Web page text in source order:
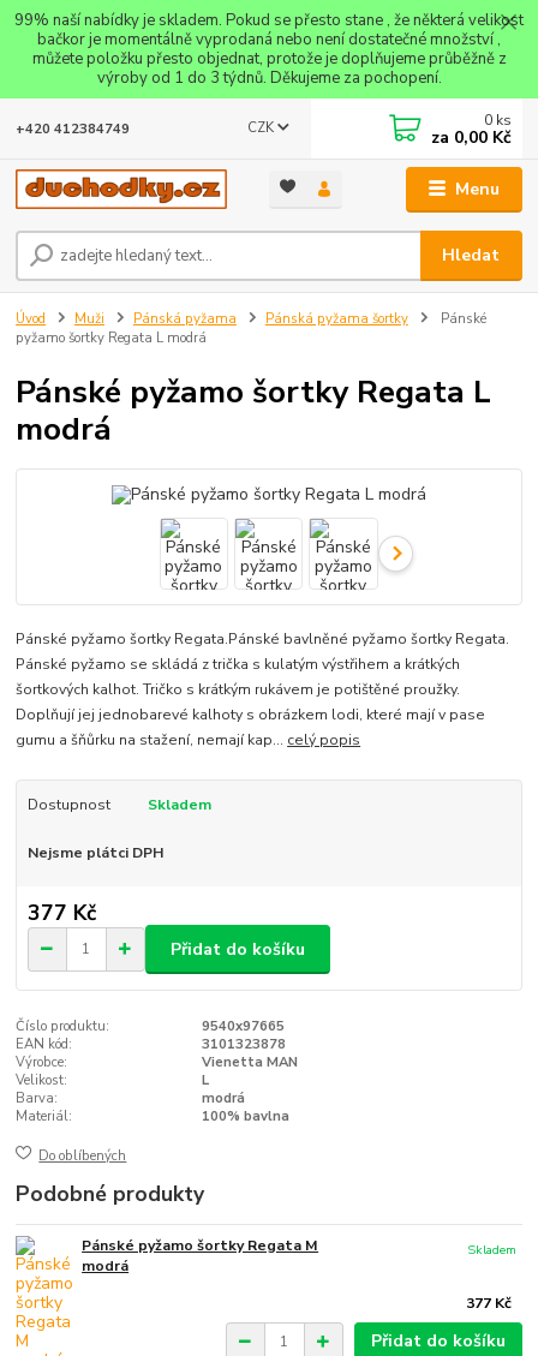
99% naší nabídky je skladem. Pokud se přesto stane , že některá velikost
bačkor je momentálně vyprodaná nebo není dostatečné množství ,
můžete položku přesto objednat, protože je doplňujeme průběžně z
výroby od 1 do 3 týdnů. Děkujeme za pochopení.
Menu
CZK
Hledat
+420 412384749 0 ks
za 0,00 Kč
Úvod Muži Pánská pyžama Pánská pyžama šortky
Pánské
pyžamo šortky Regata L modrá
Pánské pyžamo šortky Regata L
modrá
Pánské pyžamo šortky Regata.Pánské bavlněné pyžamo šortky Regata.
Pánské pyžamo se skládá z trička s kulatým výstřihem a krátkých
šortkových kalhot. Tričko s krátkým rukávem je potištěné proužky.
Doplňují jej jednobarevé kalhoty s obrázkem lodi, které mají v pase
gumu a šňůrku na stažení, nemají kap... celý popis
Dostupnost Skladem
Nejsme plátci DPH
377 Kč
Přidat do košíku
Číslo produktu:
9540x97665
EAN kód:
3101323878
Výrobce:
Vienetta MAN
Velikost:
L
Barva:
modrá
Materiál:
100% bavlna
Do oblíbených
Podobné produkty
Pánské pyžamo šortky Regata M
modrá
377 Kč
Skladem
Přidat do košíku